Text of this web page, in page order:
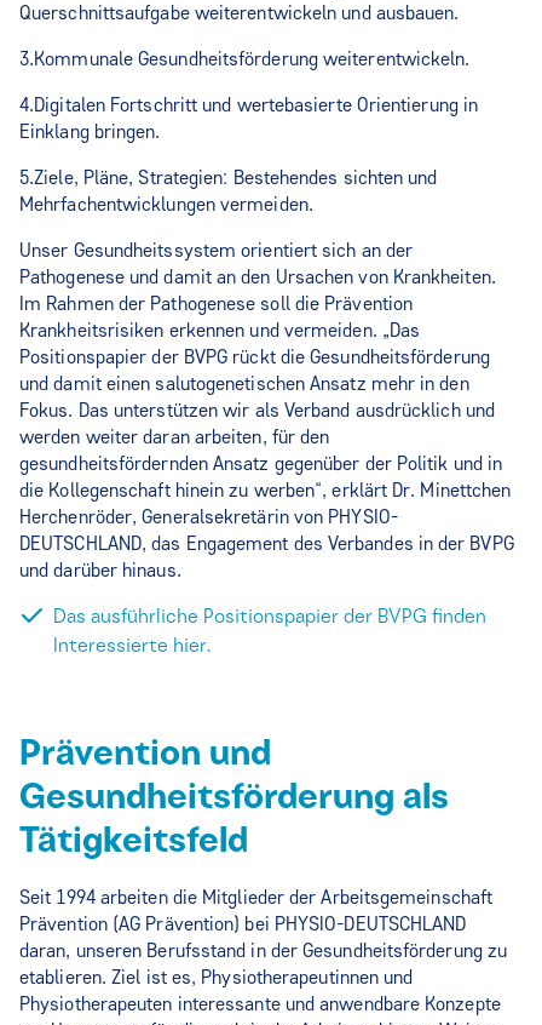
Querschnittsaufgabe weiterentwickeln und ausbauen.
3.Kommunale Gesundheitsförderung weiterentwickeln.
4.Digitalen Fortschritt und wertebasierte Orientierung in
Einklang bringen.
5.Ziele, Pläne, Strategien: Bestehendes sichten und
Mehrfachentwicklungen vermeiden.
Unser Gesundheitssystem orientiert sich an der
Pathogenese und damit an den Ursachen von Krankheiten.
Im Rahmen der Pathogenese soll die Prävention
Krankheitsrisiken erkennen und vermeiden. „Das
Positionspapier der BVPG rückt die Gesundheitsförderung
und damit einen salutogenetischen Ansatz mehr in den
Fokus. Das unterstützen wir als Verband ausdrücklich und
werden weiter daran arbeiten, für den
gesundheitsfördernden Ansatz gegenüber der Politik und in
die Kollegenschaft hinein zu werben“, erklärt Dr. Minettchen
Herchenröder, Generalsekretärin von PHYSIO-
DEUTSCHLAND, das Engagement des Verbandes in der BVPG
und darüber hinaus.
Das ausführliche Positionspapier der BVPG finden
Interessierte hier.
Prävention und
Gesundheitsförderung als
Tätigkeitsfeld
Seit 1994 arbeiten die Mitglieder der Arbeitsgemeinschaft
Prävention (AG Prävention) bei PHYSIO-DEUTSCHLAND
daran, unseren Berufsstand in der Gesundheitsförderung zu
etablieren. Ziel ist es, Physiotherapeutinnen und
Physiotherapeuten interessante und anwendbare Konzepte